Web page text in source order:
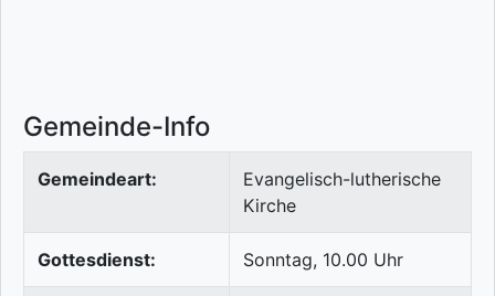
Gemeinde-Info
Gemeindeart:
Evangelisch-lutherische
Kirche
Gottesdienst: Sonntag, 10.00 Uhr